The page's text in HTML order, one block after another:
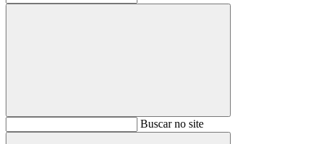
BuscarBuscar no site